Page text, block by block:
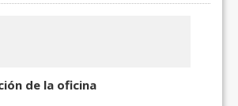
de la oficina